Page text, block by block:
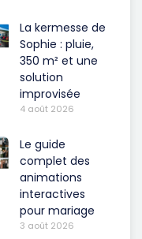
La kermesse de
Sophie : pluie,
350 m² et une
solution
improvisée
4 août 2026
Le guide
complet des
animations
interactives
pour mariage
3 août 2026